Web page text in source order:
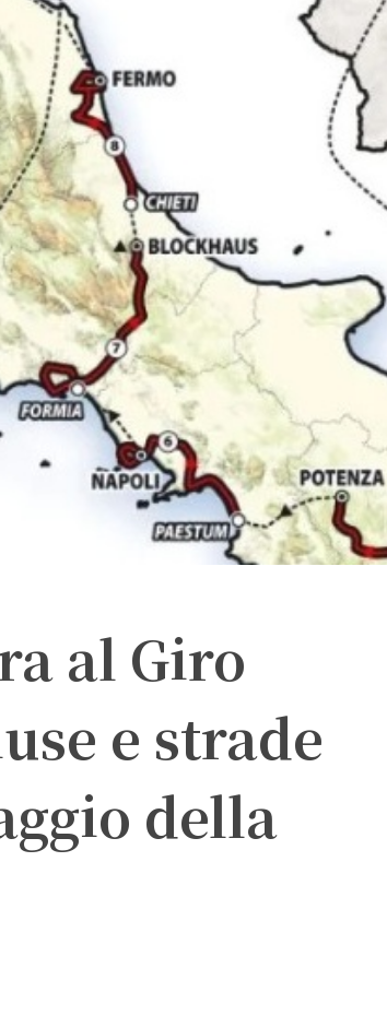
al Giro
e strade
della